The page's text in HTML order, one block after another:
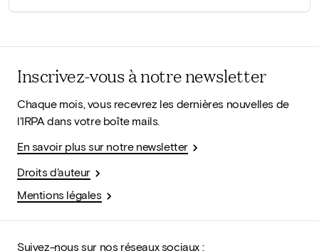
Inscrivez-vous à notre newsletter
Chaque mois, vous recevrez les dernières nouvelles de
l'IRPA dans votre boîte mails.
En savoir plus sur notre newsletter
Droits d'auteur
Mentions légales
Suivez-nous sur nos réseaux sociaux :